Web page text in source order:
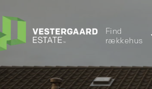
Find
rækkehus